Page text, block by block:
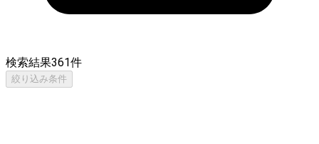
検索結果361件
絞り込み条件